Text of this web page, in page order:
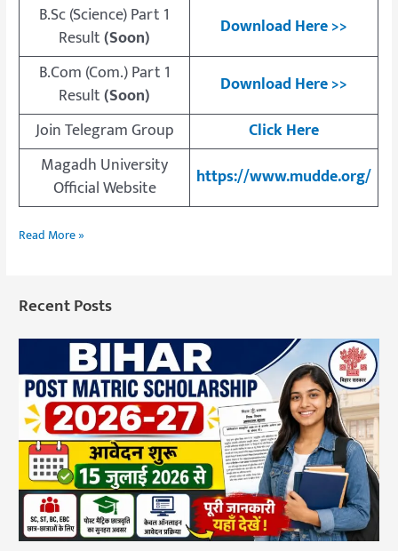
B.Sc (Science) Part 1
Result(Soon)
Download Here >>
B.Com (Com.) Part 1
Result(Soon)
Download Here >>
Join Telegram Group
Click Here
Magadh University
Official Website
https://www.mudde.org/
Read More »
Recent Posts